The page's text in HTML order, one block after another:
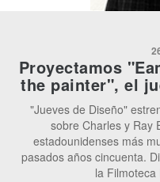
Proyectamos
the painter", el
"Jueves de Diseño"
sobre Charles y Ray
estadounidenses más
pasados años cincuenta.
la